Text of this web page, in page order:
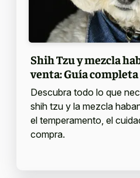
Shih Tzu y mezcla
venta: Guía completa
Descubra todo lo que
shih tzu y la mezcla
el temperamento, el
compra.